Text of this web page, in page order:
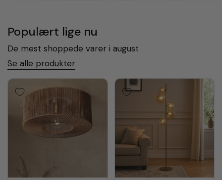
Populært lige nu
De mest shoppede varer i august
Se alle produkter